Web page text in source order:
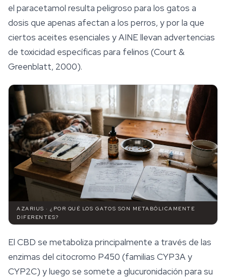
el paracetamol resulta peligroso para los gatos a
dosis que apenas afectan a los perros, y por la que
ciertos aceites esenciales y AINE llevan advertencias
de toxicidad específicas para felinos (Court &
Greenblatt, 2000).
AZARIUS · ¿POR QUÉ LOS GATOS SON METABÓLICAMENTE
DIFERENTES?
El CBD se metaboliza principalmente a través de las
enzimas del citocromo P450 (familias CYP3A y
CYP2C) y luego se somete a glucuronidación para su